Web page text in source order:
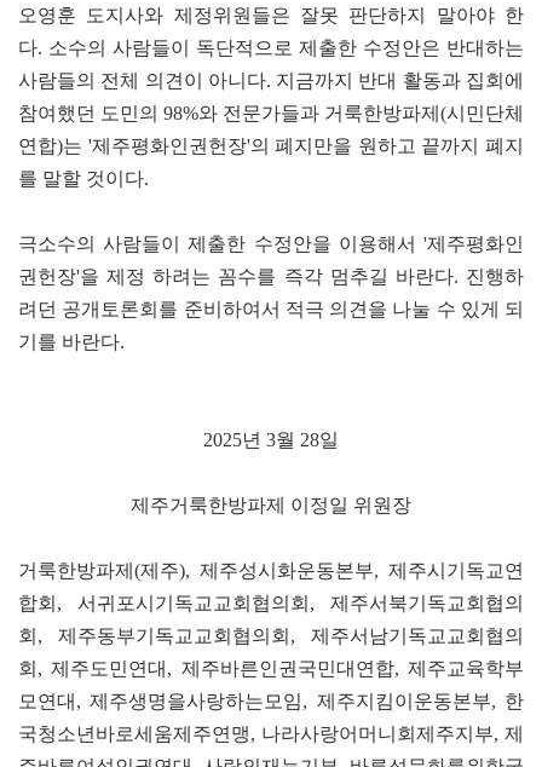
오영훈 도지사와 제정위원들은 잘못 판단하지 말아야 한
다. 소수의 사람들이 독단적으로 제출한 수정안은 반대하는
사람들의 전체 의견이 아니다. 지금까지 반대 활동과 집회에
참여했던 도민의 98%와 전문가들과 거룩한방파제(시민단체
연합)는 '제주평화인권헌장'의 폐지만을 원하고 끝까지 폐지
를 말할 것이다.
극소수의 사람들이 제출한 수정안을 이용해서 '제주평화인
권헌장'을 제정 하려는 꼼수를 즉각 멈추길 바란다. 진행하
려던 공개토론회를 준비하여서 적극 의견을 나눌 수 있게 되
기를 바란다.
2025년 3월 28일
제주거룩한방파제 이정일 위원장
거룩한방파제(제주), 제주성시화운동본부, 제주시기독교연
합회, 서귀포시기독교교회협의회, 제주서북기독교회협의
회, 제주동부기독교교회협의회, 제주서남기독교교회협의
회, 제주도민연대, 제주바른인권국민대연합, 제주교육학부
모연대, 제주생명을사랑하는모임, 제주지킴이운동본부, 한
국청소년바로세움제주연맹, 나라사랑어머니회제주지부, 제